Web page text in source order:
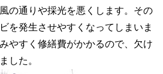
の通りや採光を悪くします。その
を発生させやすくなってしまいま
やすく修繕費がかかるので、欠け
した。